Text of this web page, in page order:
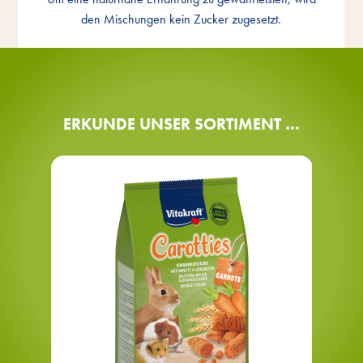
Zuckerzusatz
den Mischungen kein Zucker zugesetzt.
ERKUNDE UNSER SORTIMENT …